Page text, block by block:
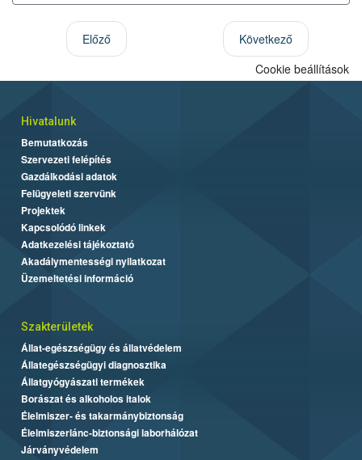
Előző
Következő
Cookie beállítások
Hivatalunk
Bemutatkozás
Szervezeti felépítés
Gazdálkodási adatok
Felügyeleti szervünk
Projektek
Kapcsolódó linkek
Adatkezelési tájékoztató
Akadálymentességi nyilatkozat
Üzemeltetési információ
Szakterületek
Állat-egészségügy és állatvédelem
Állategészségügyi diagnosztika
Állatgyógyászati termékek
Borászat és alkoholos italok
Élelmiszer- és takarmánybiztonság
Élelmiszerlánc-biztonsági laborhálózat
Járványvédelem